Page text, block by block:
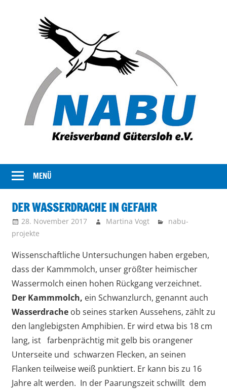
NABU
Gütersloh
Kreisverband
NABU
stellt
sich
vor
MENÜ
DER WASSERDRACHE IN GEFAHR
28. November 2017 Martina Vogt
nabu-
projekte
Wissenschaftliche Untersuchungen haben ergeben,
dass der Kammmolch, unser größter heimischer
Wassermolch einen hohen Rückgang verzeichnet.
Der Kammmolch, ein Schwanzlurch, genannt auch
Wasserdracheob seines starken Aussehens, zählt zu
den langlebigsten Amphibien. Er wird etwa bis 18 cm
lang, ist farbenprächtig mit gelb bis orangener
Unterseite und schwarzen Flecken, an seinen
Flanken teilweise weiß punktiert. Er kann bis zu 16
Jahre alt werden. In der Paarungszeit schwillt dem